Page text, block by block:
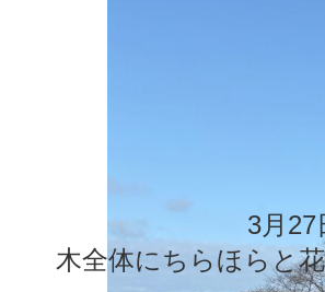
3月27
木全体にちらほらと